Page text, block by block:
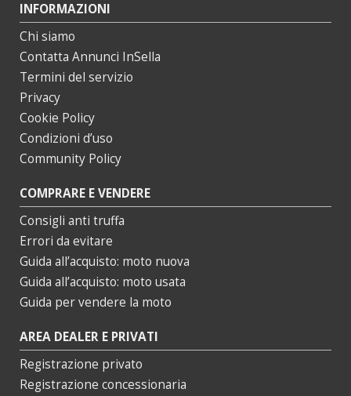
INFORMAZIONI
Chi siamo
Contatta Annunci InSella
Termini del servizio
Privacy
Cookie Policy
Condizioni d’uso
Community Policy
COMPRARE E VENDERE
Consigli anti truffa
Errori da evitare
Guida all’acquisto: moto nuova
Guida all’acquisto: moto usata
Guida per vendere la moto
AREA DEALER E PRIVATI
Registrazione privato
Registrazione concessionaria